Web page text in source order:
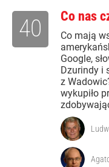
Co nas
Co mają
Google,
Dzurindy i
z
wykupiło
40